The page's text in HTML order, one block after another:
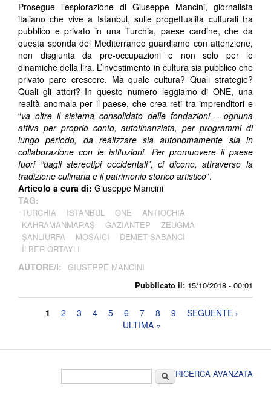
Pubblicato il: 15/10/2018 - 00:01
Prosegue l’esplorazione di Giuseppe Mancini, giornalista
italiano che vive a Istanbul, sulle progettualità culturali tra
pubblico e privato in una Turchia, paese cardine, che da
questa sponda del Mediterraneo guardiamo con attenzione,
non disgiunta da pre-occupazioni e non solo per le
dinamiche della lira. L’investimento in cultura sia pubblico che
privato pare crescere. Ma quale cultura? Quali strategie?
Quali gli attori? In questo numero leggiamo di ONE, una
realtà anomala per il paese, che crea reti tra imprenditori e
“va oltre il sistema consolidato delle fondazioni – ognuna
attiva per proprio conto, autofinanziata, per programmi di
lungo periodo, da realizzare sia autonomamente sia in
collaborazione con le istituzioni. Per promuovere il paese
fuori “dagli stereotipi occidentali”, ci dicono, attraverso la
tradizione culinaria e il patrimonio storico artistico”.
Articolo a cura di: Giuseppe Mancini
TAG:
TURCHIA ISTANBUL ONE
ANTIOCHIA
KAHRAMANMARAŞ
GAZIANTEP
ZEUGMA
ŞANLIURFA
MOSAICI
DEMET SABANCI
İLBER ORTAYLI
AUTORE/I: GIUSEPPE MANCINI
Pagine
1 2 3 4 5 6 7 8 9
SEGUENTE ›
ULTIMA »
CercaRICERCA AVANZATA